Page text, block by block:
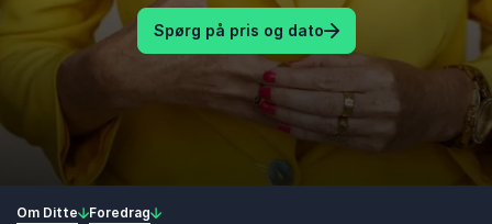
Spørg på pris og dato
Om Ditte Foredrag